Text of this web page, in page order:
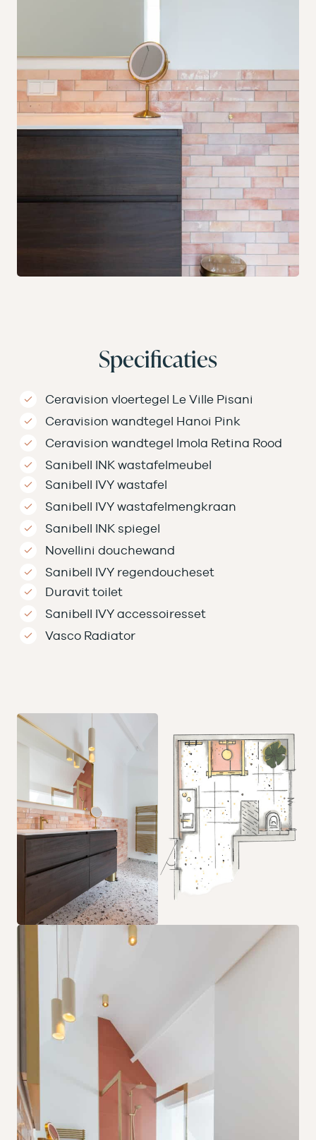
Specificaties
Ceravision vloertegel Le Ville Pisani
Ceravision wandtegel Hanoi Pink
Ceravision wandtegel Imola Retina Rood
Sanibell INK wastafelmeubel
Sanibell IVY wastafel
Sanibell IVY wastafelmengkraan
Sanibell INK spiegel
Novellini douchewand
Sanibell IVY regendoucheset
Duravit toilet
Sanibell IVY accessoiresset
Vasco Radiator